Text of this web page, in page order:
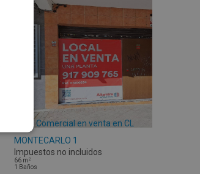
Local Comercial en venta en CL
MONTECARLO 1
Impuestos no incluidos
66 m 2
1 Baños